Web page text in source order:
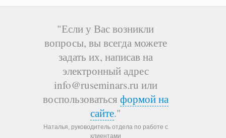
"Если у Вас возникли
вопросы, вы всегда можете
задать их, написав на
электронный адрес
info@ruseminars.ru или
воспользоваться формой на
сайте."
Наталья, руководитель отдела по работе с
клиентами